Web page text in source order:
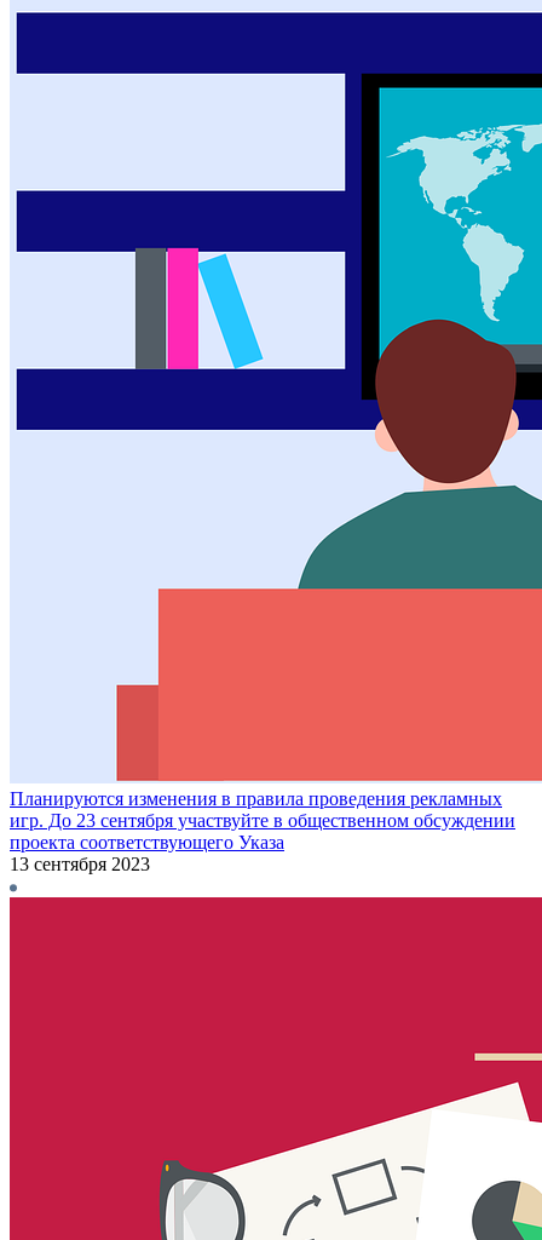
Планируются изменения в правила проведения рекламных
игр. До 23 сентября участвуйте в общественном обсуждении
проекта соответствующего Указа
13 сентября 2023